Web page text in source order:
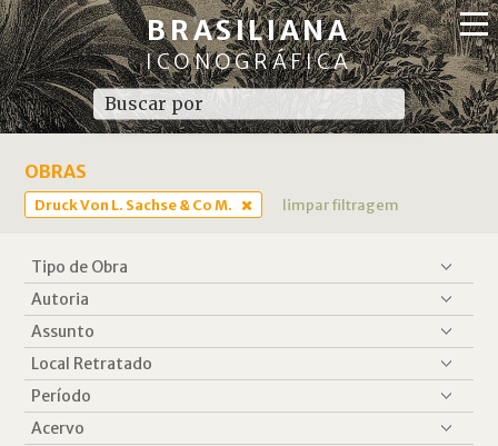
BRASILIANA
ICONOGRÁFICA
OBRAS
Druck Von L. Sachse & Co M. limpar filtragem